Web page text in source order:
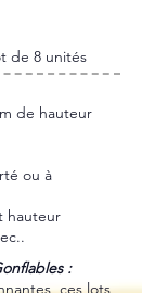
de 8 unités
de hauteur
ou à
hauteur
:
ces lots